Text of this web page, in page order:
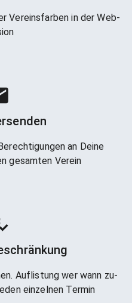
Vereinsfarben in der Web-
an Deine
gesamten Verein
Auflistung wer wann zu-
einzelnen Termin